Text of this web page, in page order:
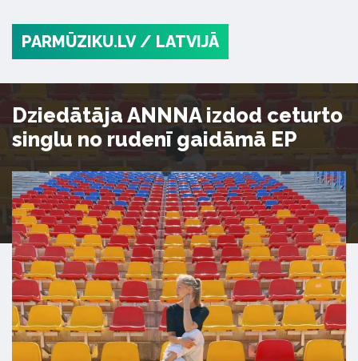
PARMŪZIKU.LV / LATVIJĀ
Dziedātāja ANNNA izdod ceturto
singlu no rudenī gaidāmā EP